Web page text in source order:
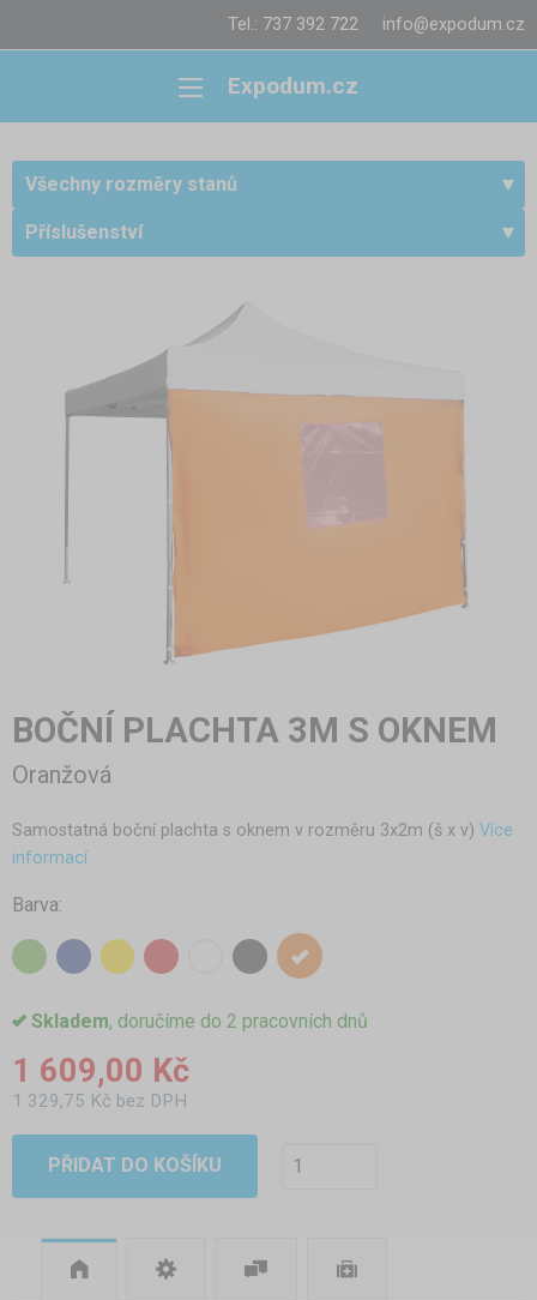
Tel.: 737 392 722 info@expodum.cz
Expodum.cz
Všechny rozměry stanů
Příslušenství
BOČNÍ PLACHTA 3M S OKNEM
Oranžová
Samostatná boční plachta s oknem v rozměru 3x2m (š x v) Více
informací
Barva:
Skladem, doručíme do 2 pracovních dnů
1 609,00 Kč
1 329,75 Kč bez DPH
PŘIDAT DO KOŠÍKU